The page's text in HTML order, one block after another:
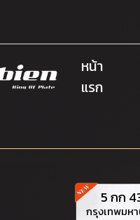
หน้า
แรก
5 กก
กรุงเทพมห